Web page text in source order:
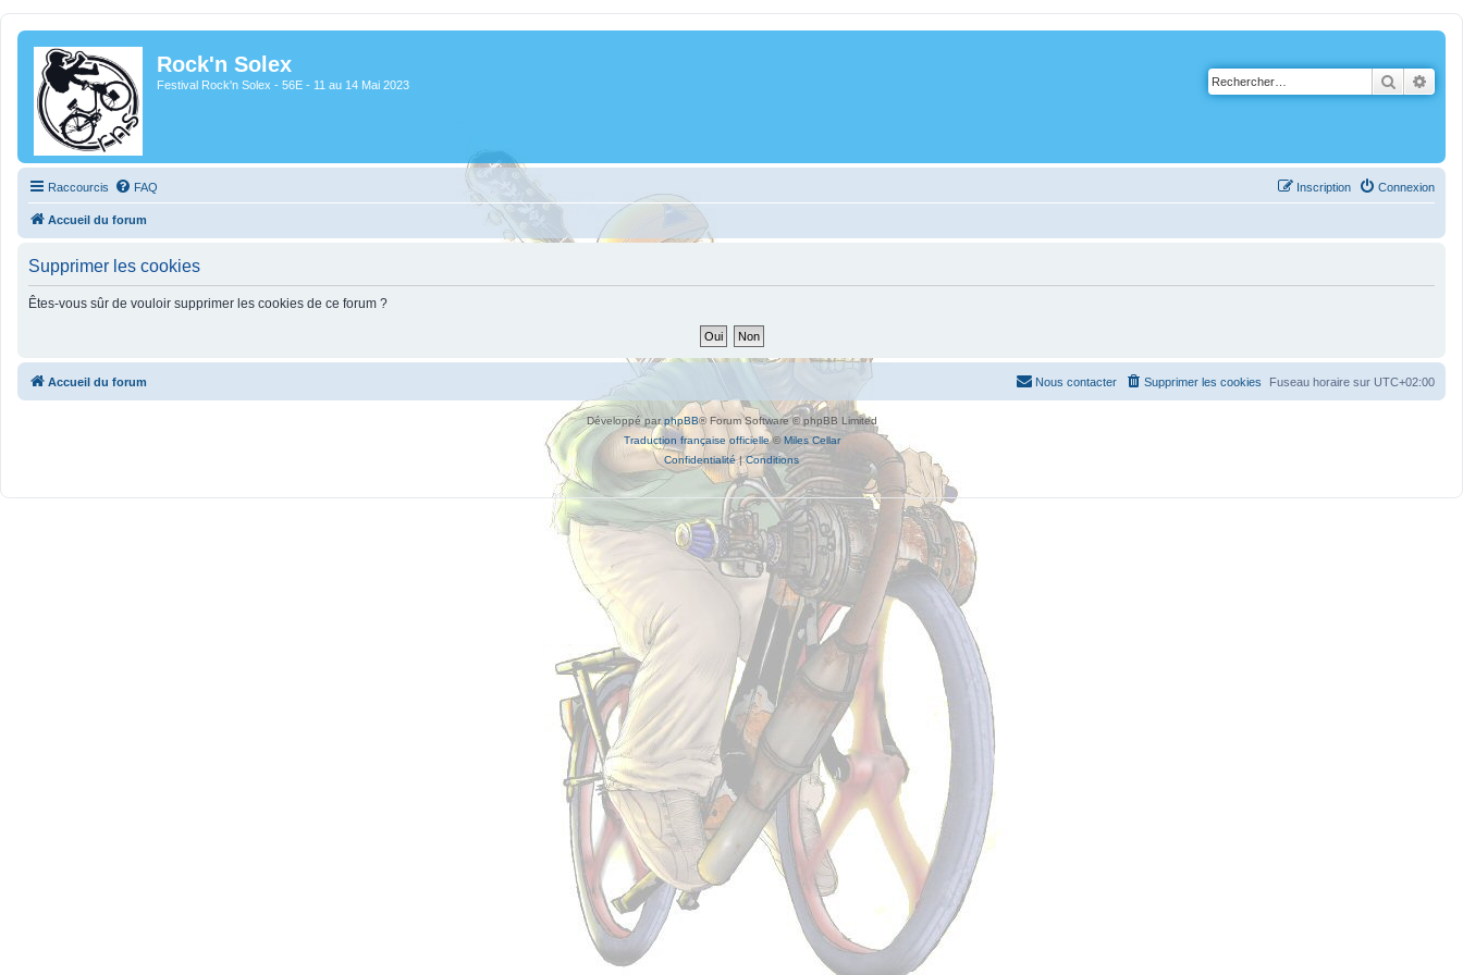
Rock'n Solex
Festival Rock'n Solex - 56E - 11 au 14 Mai 2023
Raccourcis FAQ Connexion
Inscription
Accueil du forum
Supprimer les cookies
Êtes-vous sûr de vouloir supprimer les cookies de ce forum ?
Accueil du forum Fuseau horaire sur UTC+02:00
Supprimer les cookies
Nous contacter
Développé parphpBB® Forum Software © phpBB Limited
Traduction française officielle©Miles Cellar
Confidentialité|Conditions